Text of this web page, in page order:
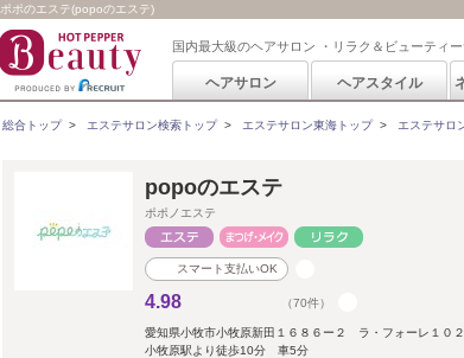
ポポのエステ(popoのエステ)
国内最大級のヘアサロン ・リラク＆ビューティ
ヘアサロン ヘアスタイル
総合トップ> エステサロン検索トップ> エステサロン東海トップ> エステサロ
popoのエステ
ポポノエステ
スマート支払いOK
4.98 （70件）
愛知県小牧市小牧原新田１６８６ー２ ラ・フォーレ１０２
小牧原駅より徒歩10分 車5分